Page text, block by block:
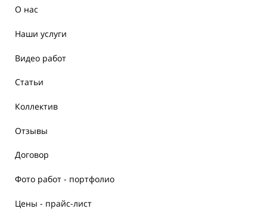
О нас
Наши услуги
Видео работ
Статьи
Коллектив
Отзывы
Договор
Фото работ - портфолио
Цены - прайс-лист